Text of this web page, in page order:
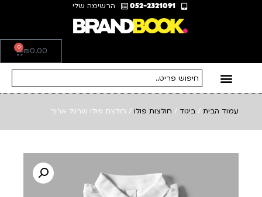
052-2321091 הרשימה שלי
₪0.00
0
עמוד הבית / ביגוד / חולצות פולו / חולצת פולו שרוול ארוך